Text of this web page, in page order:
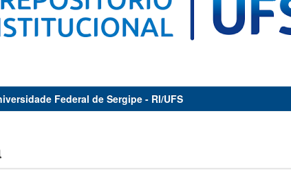
Federal de Sergipe - RI/UFS